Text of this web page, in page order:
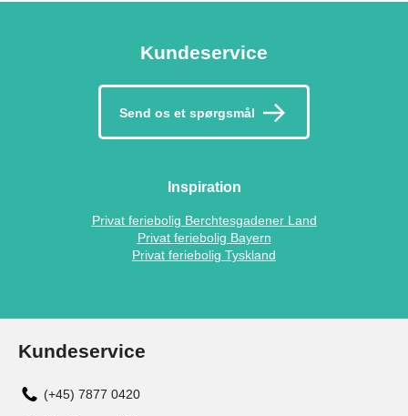
Kundeservice
Send os et spørgsmål
Inspiration
Privat feriebolig Berchtesgadener Land
Privat feriebolig Bayern
Privat feriebolig Tyskland
Kundeservice
(+45) 7877 0420